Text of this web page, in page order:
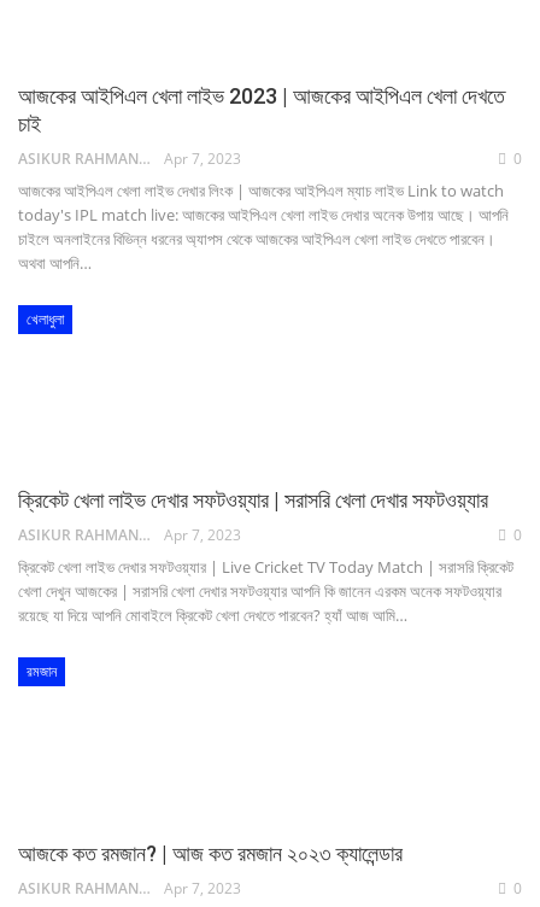
আজকের আইপিএল খেলা লাইভ 2023 | আজকের আইপিএল খেলা দেখতে
চাই
ASIKUR RAHMAN NAIM Apr 7, 2023 0
আজকের আইপিএল খেলা লাইভ দেখার লিংক | আজকের আইপিএল ম্যাচ লাইভ Link to watch
today's IPL match live: আজকের আইপিএল খেলা লাইভ দেখার অনেক উপায় আছে। আপনি
চাইলে অনলাইনের বিভিন্ন ধরনের অ্যাপস থেকে আজকের আইপিএল খেলা লাইভ দেখতে পারবেন।
অথবা আপনি…
খেলাধুলা
ক্রিকেট খেলা লাইভ দেখার সফটওয়্যার | সরাসরি খেলা দেখার সফটওয়্যার
ASIKUR RAHMAN NAIM Apr 7, 2023 0
ক্রিকেট খেলা লাইভ দেখার সফটওয়্যার | Live Cricket TV Today Match | সরাসরি ক্রিকেট
খেলা দেখুন আজকের | সরাসরি খেলা দেখার সফটওয়্যার আপনি কি জানেন এরকম অনেক সফটওয়্যার
রয়েছে যা দিয়ে আপনি মোবাইলে ক্রিকেট খেলা দেখতে পারবেন? হ্যাঁ আজ আমি…
রমজান
আজকে কত রমজান? | আজ কত রমজান ২০২৩ ক্যালেন্ডার
ASIKUR RAHMAN NAIM Apr 7, 2023 0